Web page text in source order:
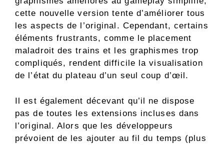
cette nouvelle version tente d’améliorer tous
les aspects de l’original. Cependant, certains
éléments frustrants, comme le placement
maladroit des trains et les graphismes trop
compliqués, rendent difficile la visualisation
de l’état du plateau d’un seul coup d’œil.
Il est également décevant qu’il ne dispose
pas de toutes les extensions incluses dans
l’original. Alors que les développeurs
prévoient de les ajouter au fil du temps (plus